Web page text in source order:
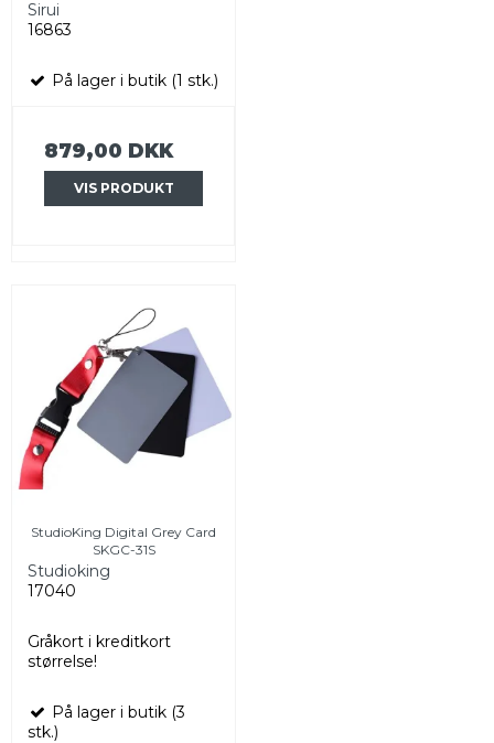
Sirui
16863
På lager i butik (1 stk.)
879,00 DKK
VIS PRODUKT
StudioKing Digital Grey Card
SKGC-31S
Studioking
17040
Gråkort i kreditkort
størrelse!
På lager i butik (3
stk.)